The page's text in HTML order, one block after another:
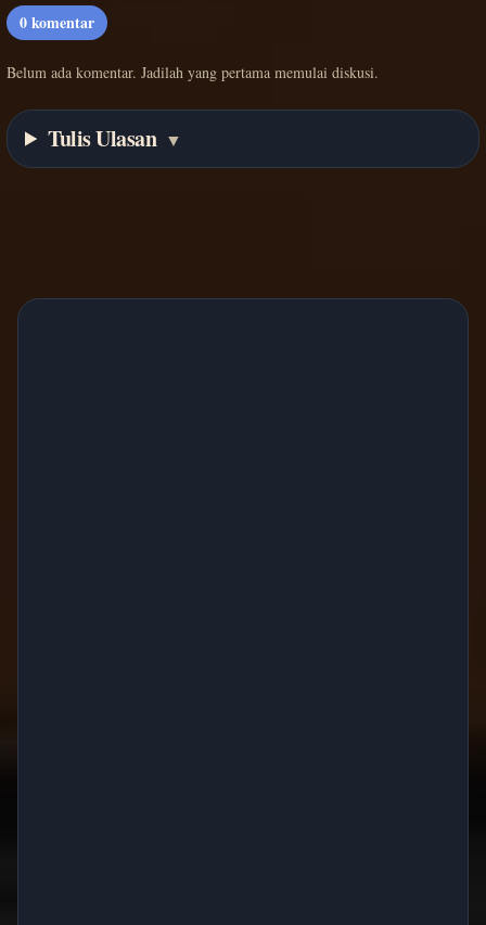
0komentar
Belum ada komentar. Jadilah yang pertama memulai diskusi.
Tulis Ulasan ▼